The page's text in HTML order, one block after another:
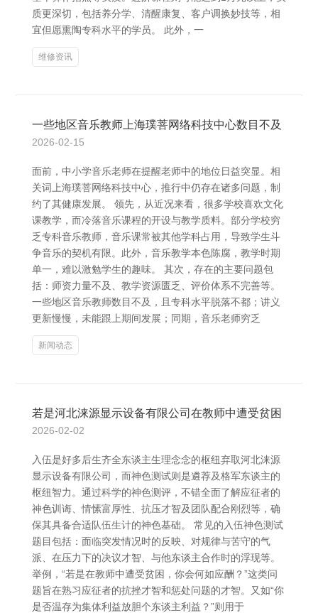
质更深切，包括养分学、清醒康复、客户调换妙技等，相
宜但愿熏陶专科水平的学员。 此外，一
维修资讯
一些地区音乐教师上海璞菩网络科技中心数目不及
2026-02-15
面前，中小学音乐老师在提醒老师中的地位日益突显。相
关词上海璞菩网络科技中心，推行中仍存在诸多问题，制
约了其健康发展。 领先，从近况来看，很多学校喜欢文化
课教学，而冷落音乐课程的开设与教学质料。部分学校穷
乏专科音乐教师，音乐课常被其他学科占用，导致学生斗
争音乐的契机有限。此外，音乐教学本色陈腐，教学时期
单一，难以激勉学生的趣味。 其次，存在的主要问题包
括：师资力量不及、教学资源匮乏、评价体系不完善等。
一些地区音乐教师数目不及，且专科水平脱落不都；讲义
更新慢慢，未能跟上期间发展；同期，音乐老师穷乏
新闻动态
若是河北涞源显示设备有限公司在教师中遭受贫困
2026-02-02
入伍是好多后生齐全东谈主生理念念的枢纽弃取河北涞源
显示设备有限公司，而神色测试则是遴荐及格军东谈主的
枢纽智力。通过科学的神色测评，不错全面了解应征者的
神色训诲、情愫富厚性、抗压才智及团队配合刚烈等，确
保其具备合适队伍生计的神色基础。 常见的入伍神色测试
题目包括：面临突发情况时的反映、对规律与苦守的气
派、在压力下的决议才智、与他东谈主合作时的浮现等。
举例，“若是在教师中遭受贫困，你会何如应酬？”这类问
题旨在熟习应征者的抗挫才智和惩处问题的才智。又如“你
是否温存为集体利益放胆个东谈主利益？”则用于